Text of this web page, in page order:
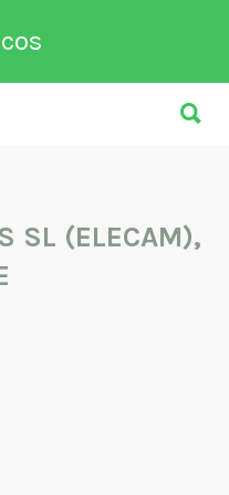
relacionadas
SL (ELECAM),